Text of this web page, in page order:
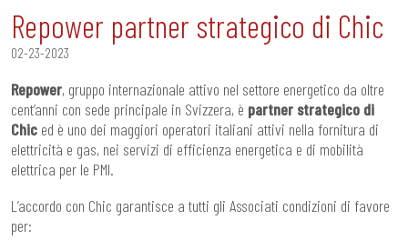
Repower partner strategico di Chic
02-23-2023
Repower, gruppo internazionale attivo nel settore energetico da oltre
cent’anni con sede principale in Svizzera, è partner strategico di
Chic ed è uno dei maggiori operatori italiani attivi nella fornitura di
elettricità e gas, nei servizi di efficienza energetica e di mobilità
elettrica per le PMI.
L’accordo con Chic garantisce a tutti gli Associati condizioni di favore
per: